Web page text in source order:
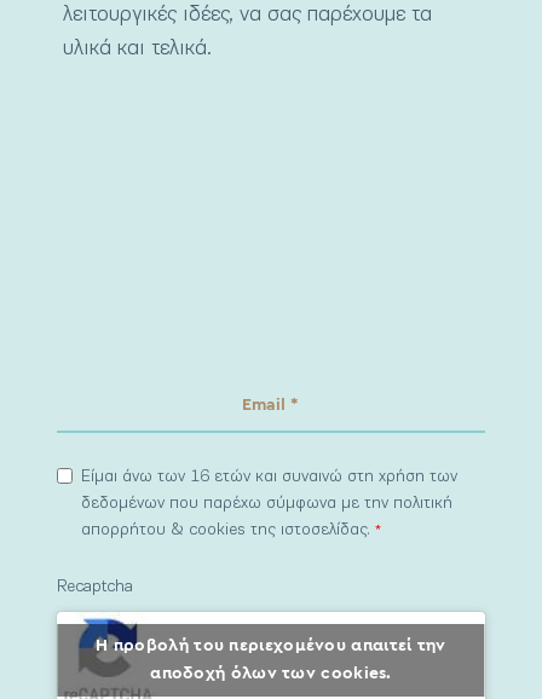
λειτουργικές ιδέες, να σας παρέχουμε τα
υλικά και τελικά.
Είμαι άνω των 16 ετών και συναινώ στη χρήση των
δεδομένων που παρέχω σύμφωνα με την πολιτική
απορρήτου & cookies της ιστοσελίδας.*
Recaptcha
Η προβολή του περιεχομένου απαιτεί την
αποδοχή όλων των cookies.